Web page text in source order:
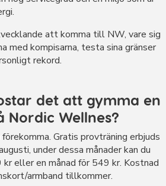
att komma till NW, vare sig
med kompisarna, testa sina gränser
rekord.
det att gymma en
Nordic Wellnes?
Gratis provträning erbjuds
under dessa månader kan du
eller en månad för 549 kr. Kostnad
armband tillkommer.